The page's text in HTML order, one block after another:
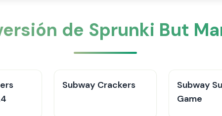
de Sprunki But
Subway Crackers
Subway
Game